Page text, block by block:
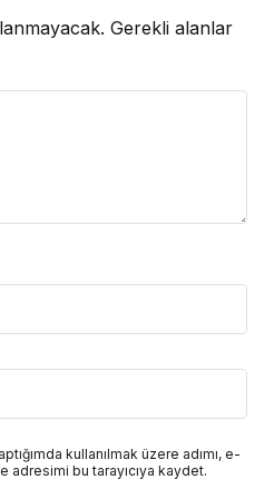
Gerekli alanlar
kullanılmak üzere adımı, e-
bu tarayıcıya kaydet.